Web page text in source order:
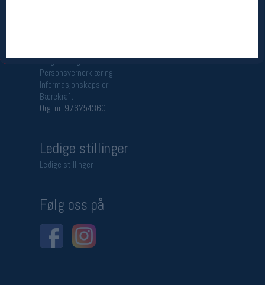
Salgsbetingelser
Personsvernerklæring
Informasjonskapsler
Bærekraft
Org. nr: 976754360
Ledige stillinger
Ledige stillinger
Følg oss på